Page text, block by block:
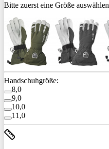
Bitte zuerst eine Größe auswählen
Handschuhgröße:
8,0
9,0
10,0
11,0